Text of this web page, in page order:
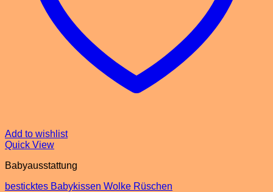
Add to wishlist
Quick View
Babyausstattung
besticktes Babykissen Wolke Rüschen